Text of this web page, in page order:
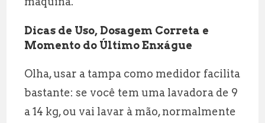
Dicas de Uso, Dosagem Correta e
Momento do Último Enxágue
Olha, usar a tampa como medidor facilita
bastante: se você tem uma lavadora de 9
a 14 kg, ou vai lavar à mão, normalmente